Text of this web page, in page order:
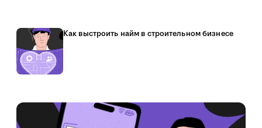
Как выстроить найм в строительном бизнесе